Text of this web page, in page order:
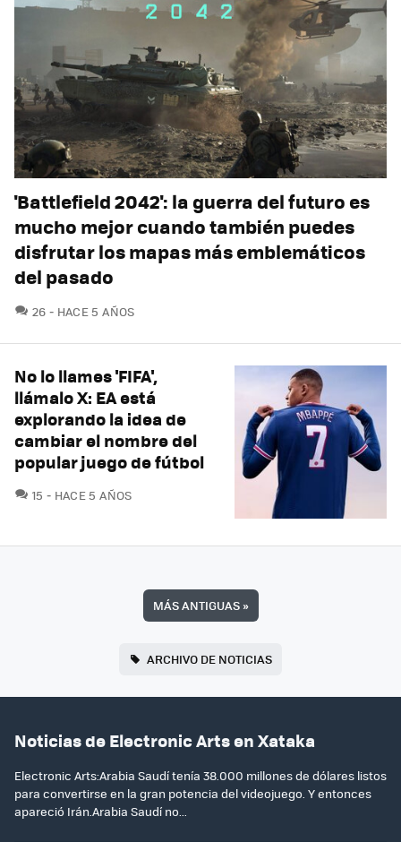
'Battlefield 2042': la guerra del futuro es
mucho mejor cuando también puedes
disfrutar los mapas más emblemáticos
del pasado
26 COMENTARIOS
HACE 5 AÑOS
No lo llames 'FIFA',
llámalo X: EA está
explorando la idea de
cambiar el nombre del
popular juego de fútbol
15 COMENTARIOS
HACE 5 AÑOS
MÁS ANTIGUAS»
ARCHIVO DE NOTICIAS
Noticias de Electronic Arts en Xataka
Electronic Arts:Arabia Saudí tenía 38.000 millones de dólares listos
para convertirse en la gran potencia del videojuego. Y entonces
apareció Irán.Arabia Saudí no...